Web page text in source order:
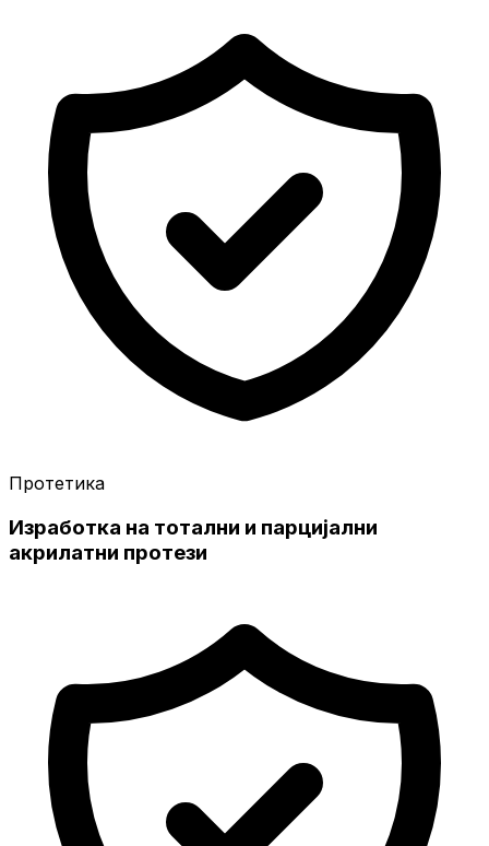
Протетика
Изработка на тотални и парцијални
акрилатни протези